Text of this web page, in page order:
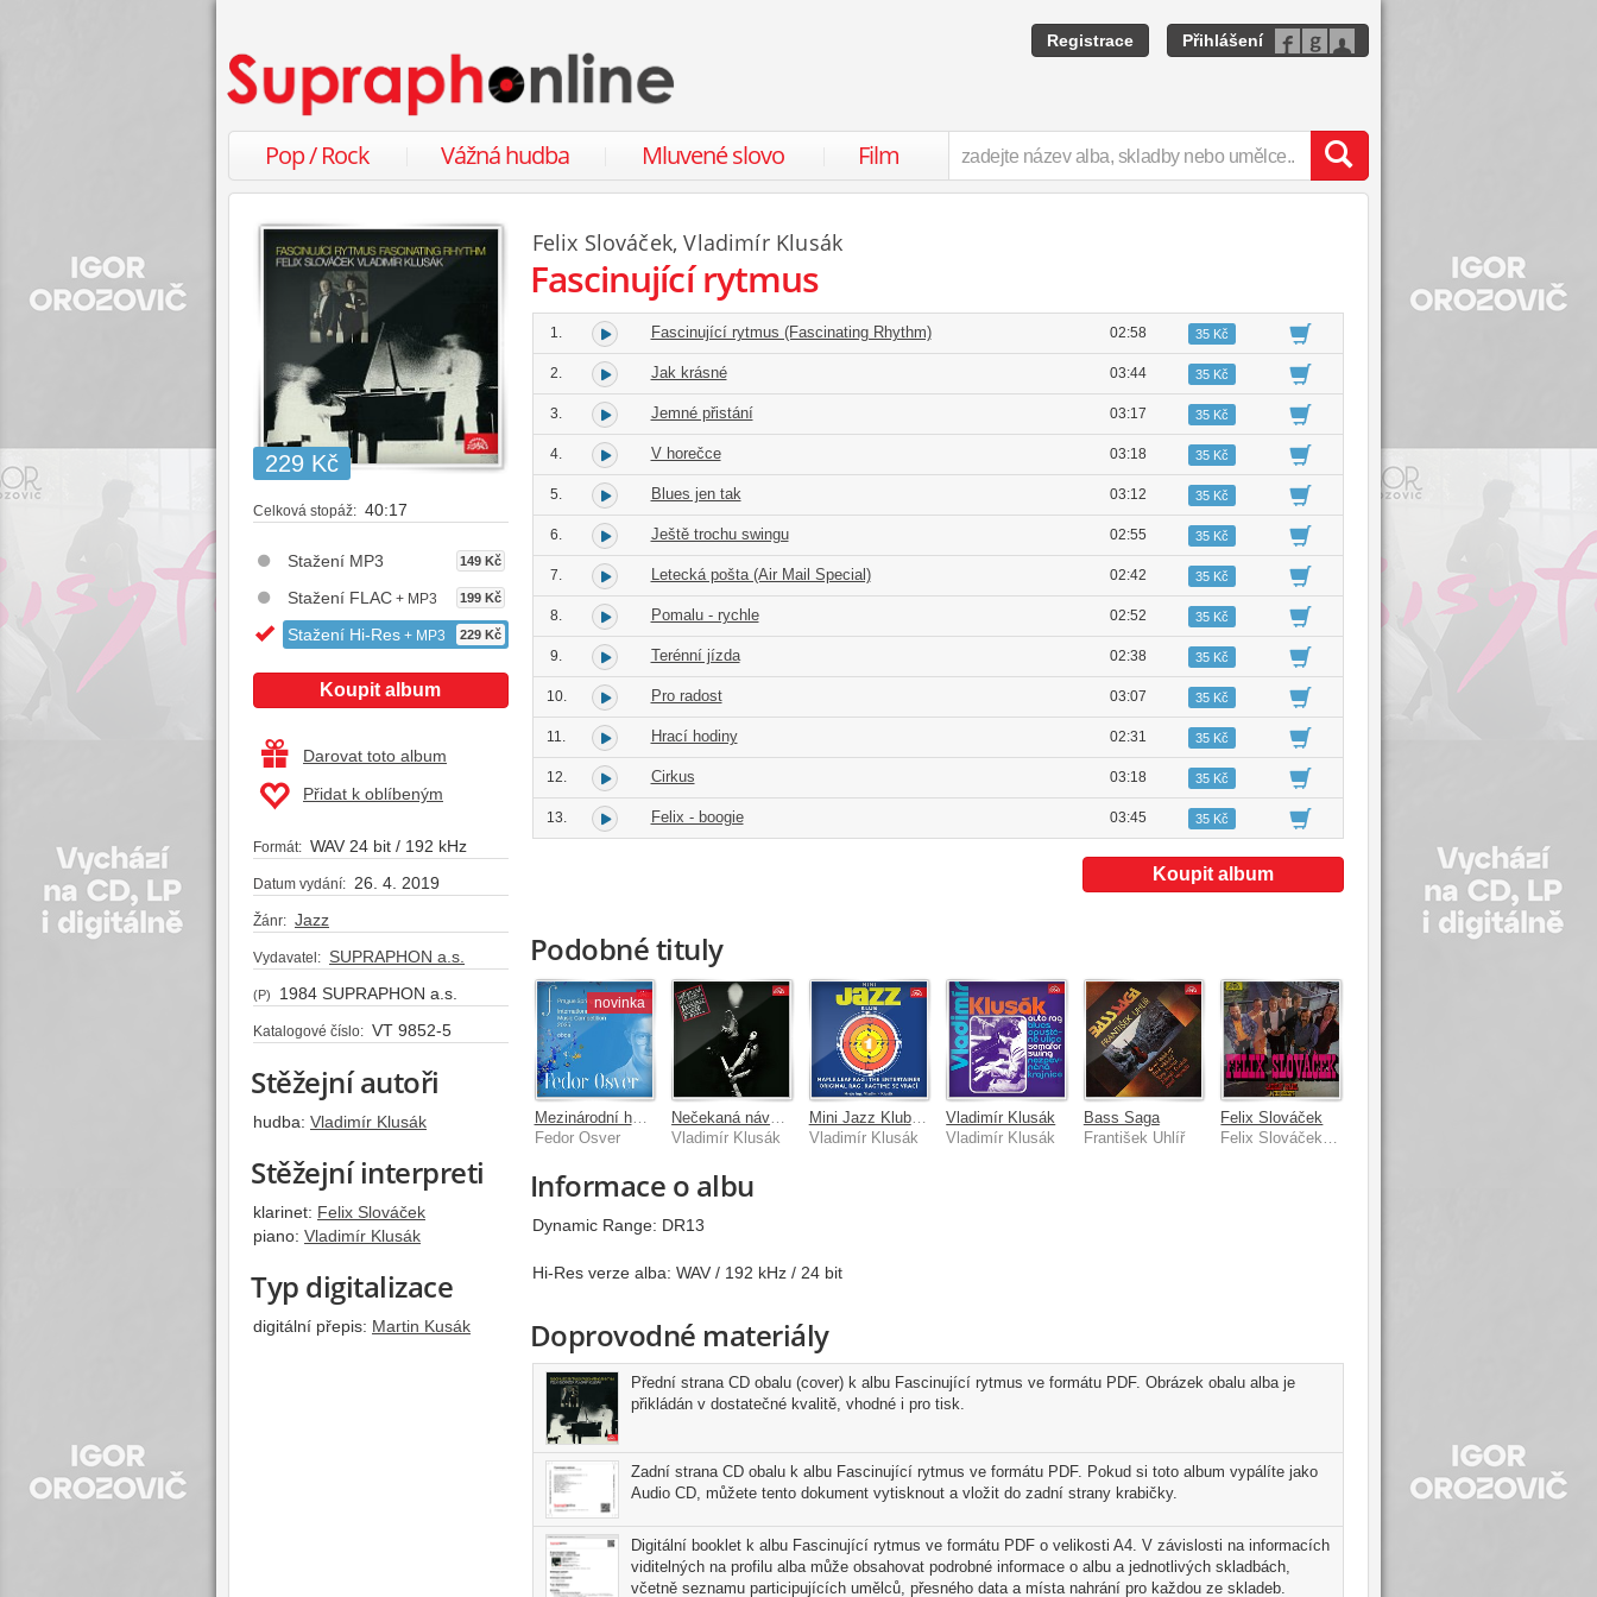
Registrace Přihlášení
Pop / Rock Vážná hudba Mluvené slovo Film
229 Kč
Celková stopáž: 40:17
Stažení MP3 149 Kč
Stažení FLAC + MP3 199 Kč
Stažení Hi-Res + MP3 229 Kč
Koupit album
Darovat toto album
Přidat k oblíbeným
Formát: WAV 24 bit / 192 kHz
Datum vydání: 26. 4. 2019
Žánr: Jazz
Vydavatel: SUPRAPHON a.s.
(P) 1984 SUPRAPHON a.s.
Katalogové číslo: VT 9852-5
Stěžejní autoři
hudba: Vladimír Klusák
Stěžejní interpreti
klarinet: Felix Slováček
piano: Vladimír Klusák
Typ digitalizace
digitální přepis: Martin Kusák
Felix Slováček,Vladimír Klusák
Fascinující rytmus
1. Fascinující rytmus (Fascinating Rhythm) 02:58 35 Kč
2. Jak krásné 03:44 35 Kč
3. Jemné přistání 03:17 35 Kč
4. V horečce 03:18 35 Kč
5. Blues jen tak 03:12 35 Kč
6. Ještě trochu swingu 02:55 35 Kč
7. Letecká pošta (Air Mail Special) 02:42 35 Kč
8. Pomalu - rychle 02:52 35 Kč
9. Terénní jízda 02:38 35 Kč
10. Pro radost 03:07 35 Kč
11. Hrací hodiny 02:31 35 Kč
12. Cirkus 03:18 35 Kč
13. Felix - boogie 03:45 35 Kč
Koupit album
Podobné tituly
novinka
Mezinárodní hudební soutěž Pražské jaro 2025 - Hoboj
Fedor Osver
Vladimír Klusák
Mini Jazz Klub 01
Vladimír Klusák
Vladimír Klusák
Vladimír Klusák
Bass Saga
František Uhlíř
Felix Slováček
Informace o albu
Dynamic Range: DR13
Hi-Res verze alba: WAV / 192 kHz / 24 bit
Doprovodné materiály
Přední strana CD obalu (cover) k albu Fascinující rytmus ve formátu PDF. Obrázek obalu alba je
přikládán v dostatečné kvalitě, vhodné i pro tisk.
Zadní strana CD obalu k albu Fascinující rytmus ve formátu PDF. Pokud si toto album vypálíte jako
Audio CD, můžete tento dokument vytisknout a vložit do zadní strany krabičky.
Digitální booklet k albu Fascinující rytmus ve formátu PDF o velikosti A4. V závislosti na informacích
viditelných na profilu alba může obsahovat podrobné informace o albu a jednotlivých skladbách,
včetně seznamu participujících umělců, přesného data a místa nahrání pro každou ze skladeb.